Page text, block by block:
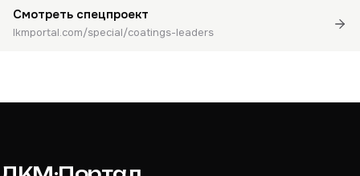
Смотреть спецпроект
lkmportal.com/special/coatings-leaders